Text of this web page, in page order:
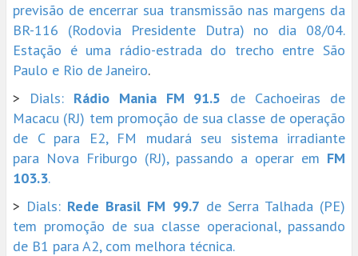
previsão de encerrar sua transmissão nas margens da
BR-116 (Rodovia Presidente Dutra) no dia 08/04.
Estação é uma rádio-estrada do trecho entre São
Paulo e Rio de Janeiro.
> Dials: Rádio Mania FM 91.5 de Cachoeiras de
Macacu (RJ) tem promoção de sua classe de operação
de C para E2, FM mudará seu sistema irradiante
para Nova Friburgo (RJ), passando a operar em FM
103.3.
> Dials: Rede Brasil FM 99.7 de Serra Talhada (PE)
tem promoção de sua classe operacional, passando
de B1 para A2, com melhora técnica.